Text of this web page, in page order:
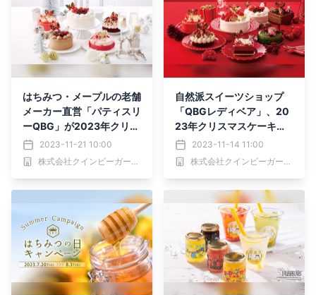
はちみつ・メープルの老舗
メーカー直営「パティスリ
ーQBG」が2023年クリス
マスケーキのご予約受付を
スタート！
2023-11-21 10:00
株式会社クインビーガーデン
自然派スイーツショップ
「QBGレディベア」、20
23年クリスマスケーキの
ご予約受付開始！はちみつ
やメープルの甘みが彩る、
バリエーション豊かなライ
2023-11-14 11:00
株式会社クインビーガーデン